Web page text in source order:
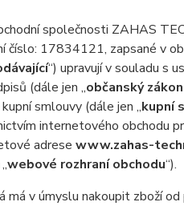
společnosti ZAHAS
17834121, zapsané v
“) upravují v souladu s
(dále jen „občanský
smlouvy (dále jen „kupní
internetového obchodu
adrese www.zahas-
webové rozhraní obchodu“).
v úmyslu nakoupit zboží od